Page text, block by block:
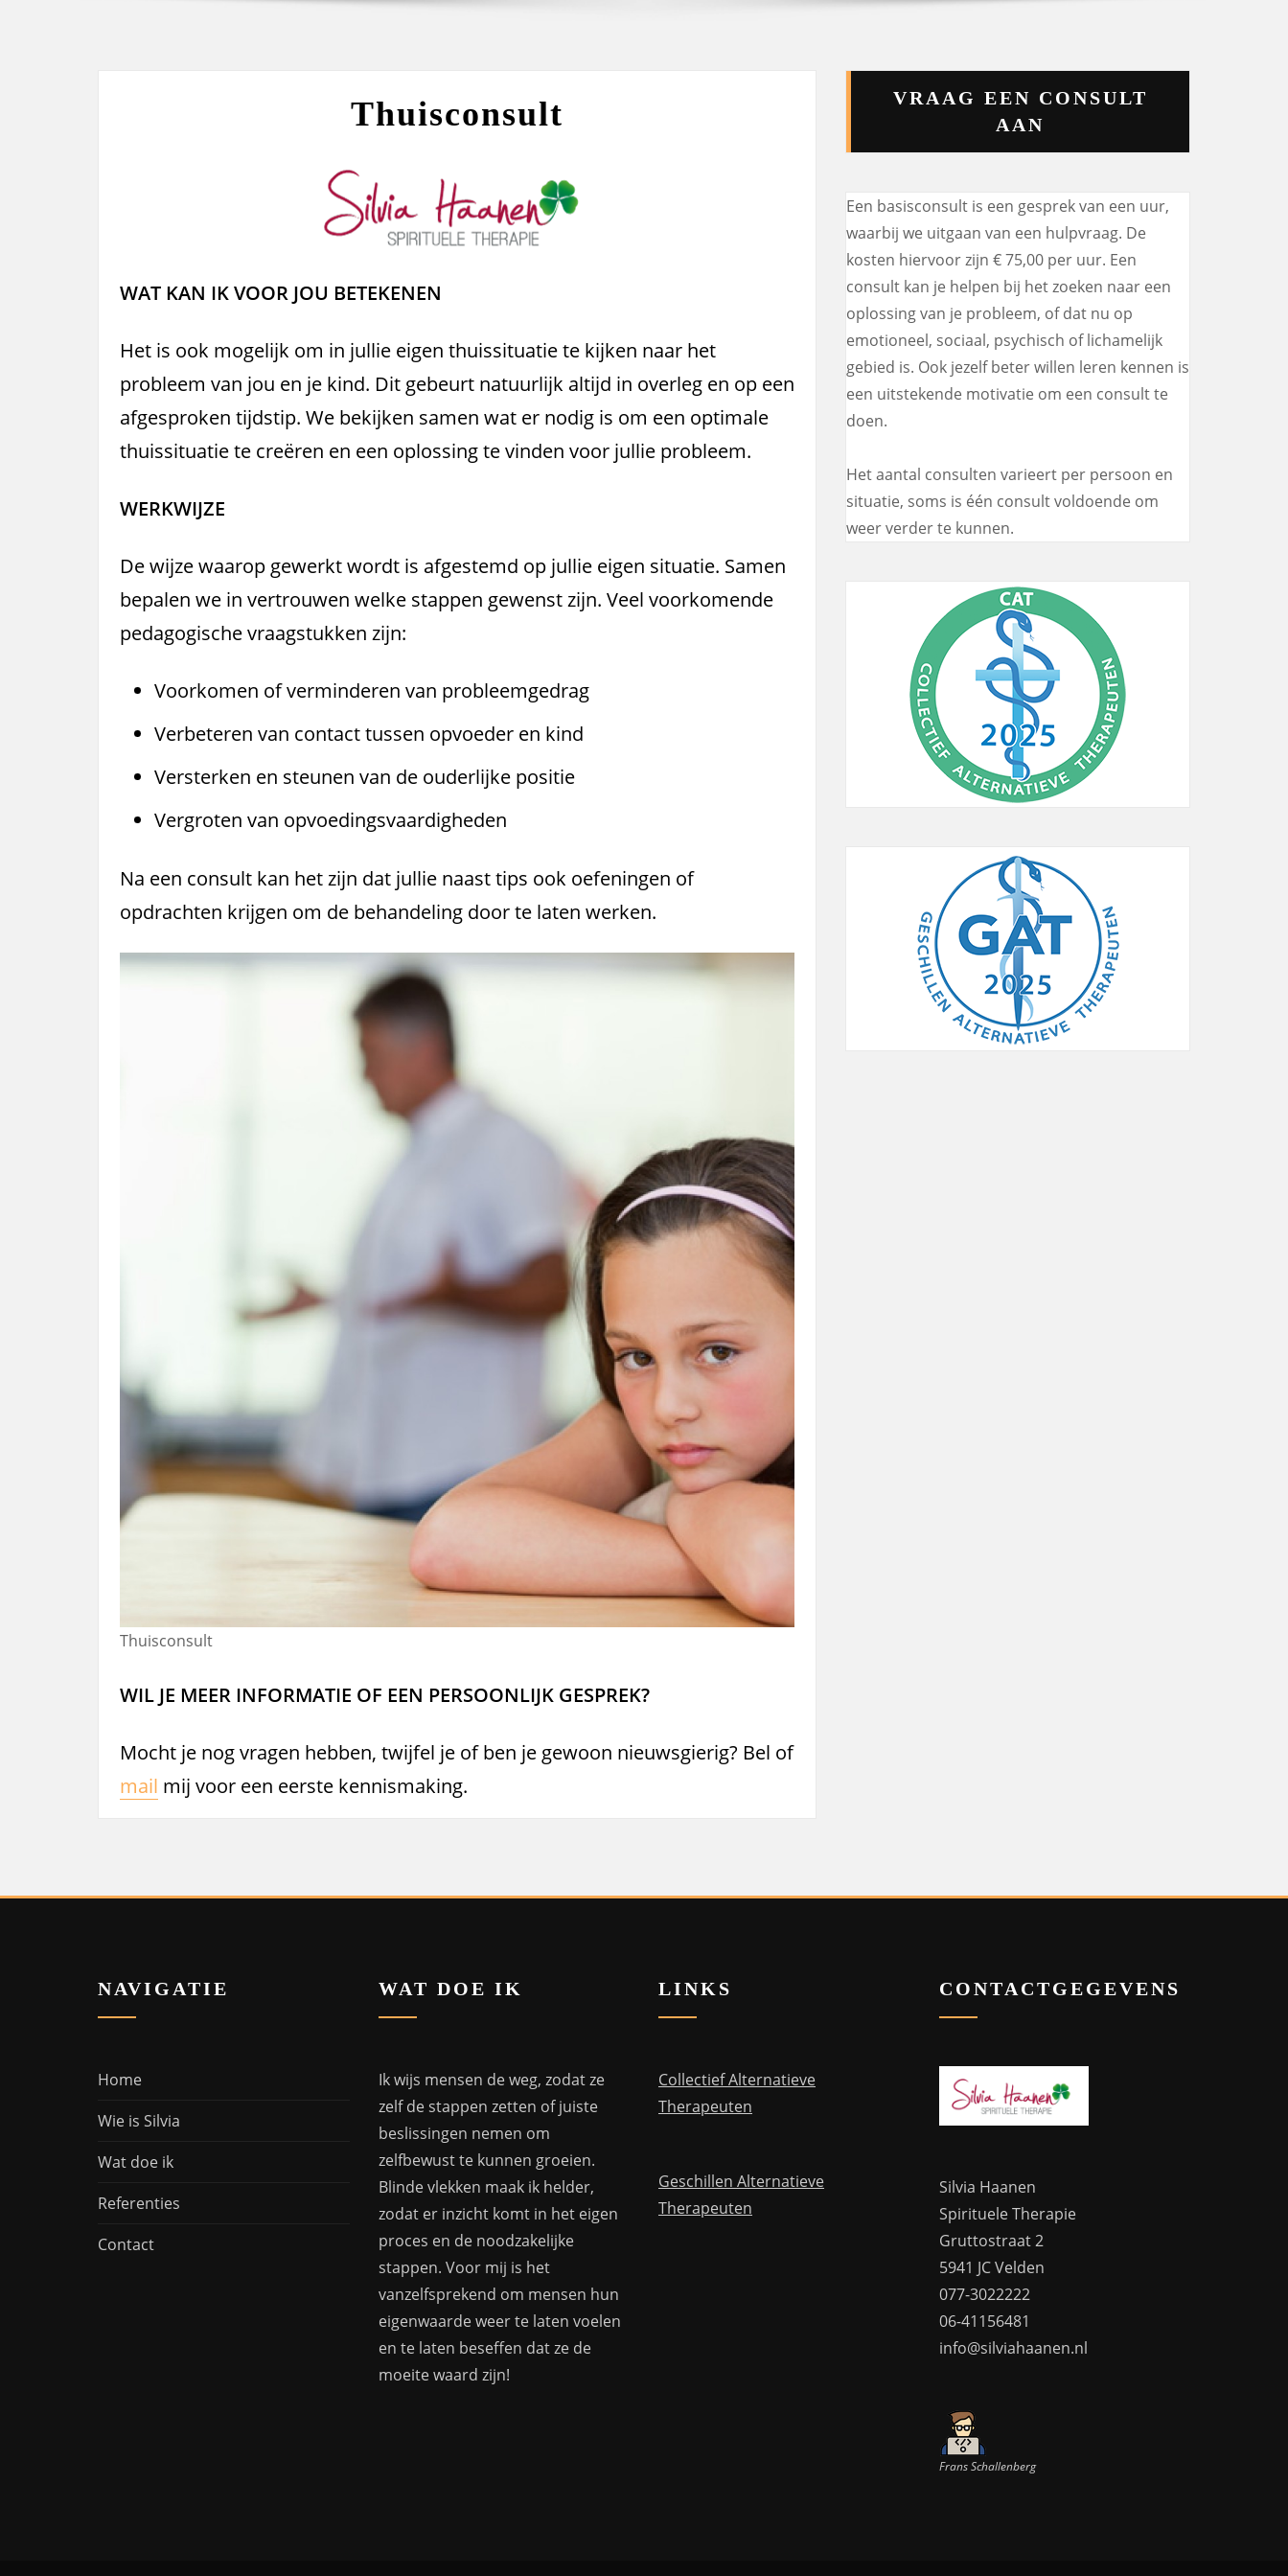
Thuisconsult
WAT KAN IK VOOR JOU BETEKENEN
Het is ook mogelijk om in jullie eigen thuissituatie te kijken naar het
probleem van jou en je kind. Dit gebeurt natuurlijk altijd in overleg en op een
afgesproken tijdstip. We bekijken samen wat er nodig is om een optimale
thuissituatie te creëren en een oplossing te vinden voor jullie probleem.
WERKWIJZE
De wijze waarop gewerkt wordt is afgestemd op jullie eigen situatie. Samen
bepalen we in vertrouwen welke stappen gewenst zijn. Veel voorkomende
pedagogische vraagstukken zijn:
Voorkomen of verminderen van probleemgedrag
Verbeteren van contact tussen opvoeder en kind
Versterken en steunen van de ouderlijke positie
Vergroten van opvoedingsvaardigheden
Na een consult kan het zijn dat jullie naast tips ook oefeningen of
opdrachten krijgen om de behandeling door te laten werken.
Thuisconsult
WIL JE MEER INFORMATIE OF EEN PERSOONLIJK GESPREK?
Mocht je nog vragen hebben, twijfel je of ben je gewoon nieuwsgierig? Bel of
mail mij voor een eerste kennismaking.
VRAAG EEN CONSULT
AAN
Een basisconsult is een gesprek van een uur,
waarbij we uitgaan van een hulpvraag. De
kosten hiervoor zijn € 75,00 per uur. Een
consult kan je helpen bij het zoeken naar een
oplossing van je probleem, of dat nu op
emotioneel, sociaal, psychisch of lichamelijk
gebied is. Ook jezelf beter willen leren kennen is
een uitstekende motivatie om een consult te
doen.
Het aantal consulten varieert per persoon en
situatie, soms is één consult voldoende om
weer verder te kunnen.
NAVIGATIE
Home
Wie is Silvia
Wat doe ik
Referenties
Contact
WAT DOE IK
Ik wijs mensen de weg, zodat ze
zelf de stappen zetten of juiste
beslissingen nemen om
zelfbewust te kunnen groeien.
Blinde vlekken maak ik helder,
zodat er inzicht komt in het eigen
proces en de noodzakelijke
stappen. Voor mij is het
vanzelfsprekend om mensen hun
eigenwaarde weer te laten voelen
en te laten beseffen dat ze de
moeite waard zijn!
LINKS
Collectief Alternatieve
Therapeuten
Geschillen Alternatieve
Therapeuten
CONTACTGEGEVENS
Silvia Haanen
Spirituele Therapie
Gruttostraat 2
5941 JC Velden
077-3022222
06-41156481
info@silviahaanen.nl
Frans Schallenberg